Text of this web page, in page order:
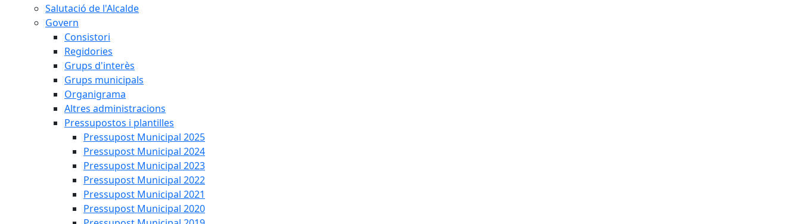
Salutació de l'Alcalde
Govern
Consistori
Regidories
Grups d'interès
Grups municipals
Organigrama
Altres administracions
Pressupostos i plantilles
Pressupost Municipal 2025
Pressupost Municipal 2024
Pressupost Municipal 2023
Pressupost Municipal 2022
Pressupost Municipal 2021
Pressupost Municipal 2020